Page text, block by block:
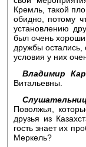
Кремль, такой
обидно, потому
установлению
был очень
дружбы остались,
условия у них
Владимир
Витальевны.
Поволжья,
друзья из
гость знает их
Меркель?